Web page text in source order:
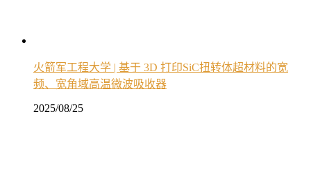
火箭军工程大学 | 基于 3D 打印SiC扭转体超材料的宽
频、宽角域高温微波吸收器
2025/08/25